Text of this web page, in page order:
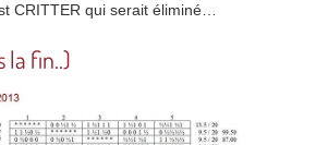
CRITTER qui serait éliminé…
la fin..)